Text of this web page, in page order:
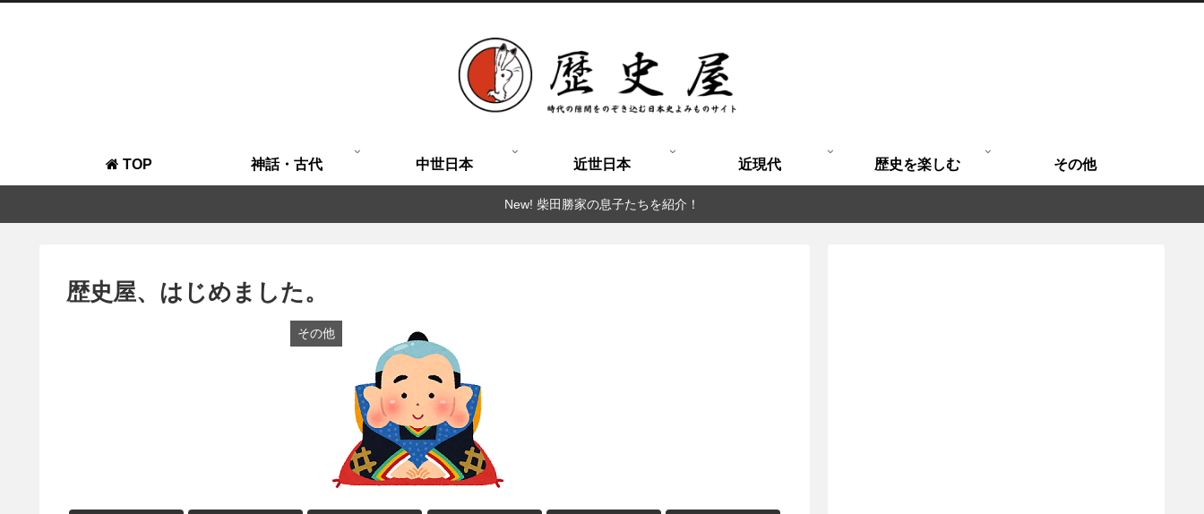
TOP 神話・古代 中世日本 近世日本 近現代 歴史を楽しむ その他
New! 柴田勝家の息子たちを紹介！
歴史屋、はじめました。
その他